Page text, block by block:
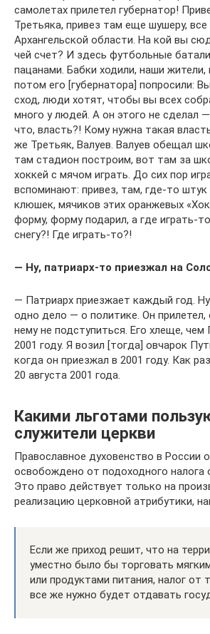
самолетах прилетел губернатор!
Третьяка, привез там еще шушеру, все
Архангельской области. На кой вы
чей счет? И здесь футбольные
пацанами. Бабки ходили, наши жители,
потом его [губернатора] попросили:
сход, люди хотят, чтобы вы всех
много у людей. А он этого не сделал
что, власть?! Кому нужна такая
же Третьяк, Валуев. Валуев обещал
там стадион построим, вот там за
хоккей с мячом играть. До сих пор
вспоминают: привез, там, где-то штук
клюшек, мячиков этих оранжевых
форму, форму подарил, а где играть-
снегу?! Где играть-то?!
— Ну, патриарх-то приезжал на
— Патриарх приезжает каждый год.
одно дело — о политике. Он прилетел,
нему не подступиться. Его хлеще, чем
2001 году. Я возил [тогда] овчарок
когда он приезжал в 2001 году. Как
20 августа 2001 года.
Какими льготами
служители церкви
Православное духовенство в России
освобождено от подоходного налога
Это право действует только на
реализацию церковной атрибутики,
Если же приход решит, что на
уместно было бы торговать
или продуктами питания, налог от
все же нужно будет отдавать